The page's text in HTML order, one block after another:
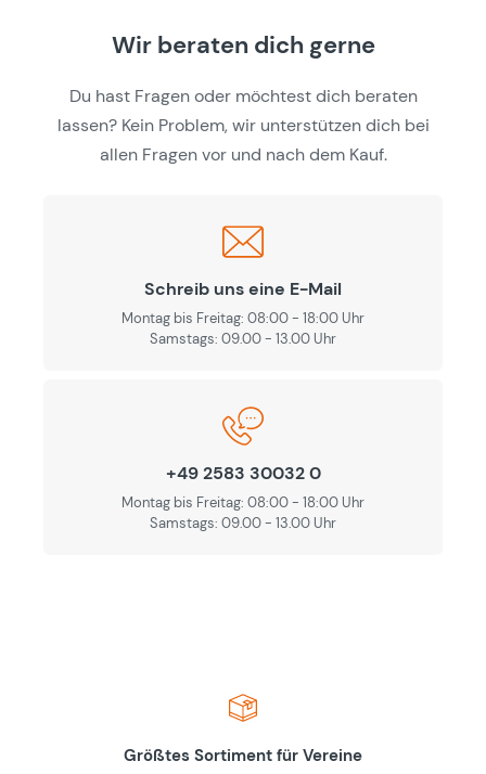
Wir beraten dich gerne
Du hast Fragen oder möchtest dich beraten
lassen? Kein Problem, wir unterstützen dich bei
allen Fragen vor und nach dem Kauf.
Schreib uns eine E-Mail
Montag bis Freitag: 08:00 - 18:00 Uhr
Samstags: 09.00 - 13.00 Uhr
+49 2583 30032 0
Montag bis Freitag: 08:00 - 18:00 Uhr
Samstags: 09.00 - 13.00 Uhr
Größtes Sortiment für Vereine